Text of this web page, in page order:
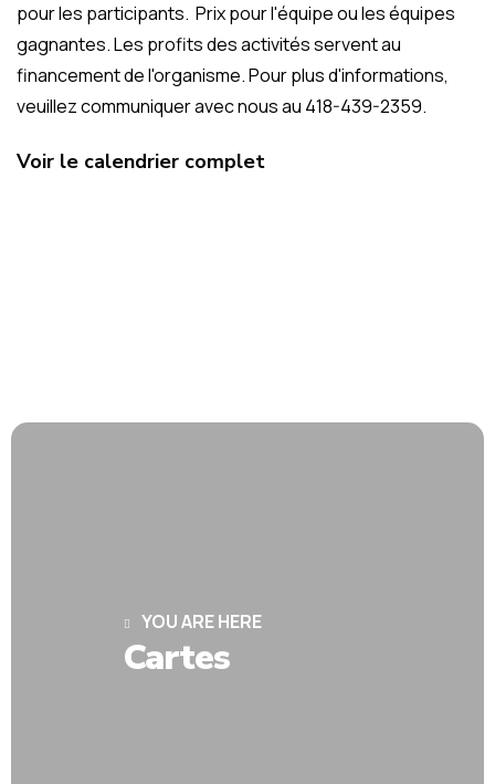
pour les participants. Prix pour l'équipe ou les équipes
gagnantes. Les profits des activités servent au
financement de l'organisme. Pour plus d'informations,
veuillez communiquer avec nous au 418-439-2359.
Voir le calendrier complet
YOU ARE HERE
Cartes